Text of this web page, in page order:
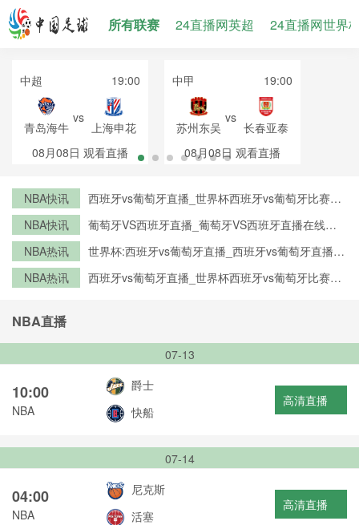
所有联赛 24直播网英超 24直播网世界
中超 19:00
青岛海牛
vs
上海申花
08月08日 观看直播
中甲 19:00
苏州东吴
vs
长春亚泰
08月08日 观看直播
NBA快讯
西班牙vs葡萄牙直播_世界杯西班牙vs葡萄牙比赛直
NBA快讯
葡萄牙VS西班牙直播_葡萄牙VS西班牙直播在线观
NBA热讯
世界杯:西班牙vs葡萄牙直播_西班牙vs葡萄牙直播免
清视频直播
NBA热讯
西班牙vs葡萄牙直播_世界杯西班牙vs葡萄牙比赛直
NBA直播
07-13
10:00
NBA
爵士
快船
高清直播
07-14
04:00
NBA
尼克斯
活塞
高清直播